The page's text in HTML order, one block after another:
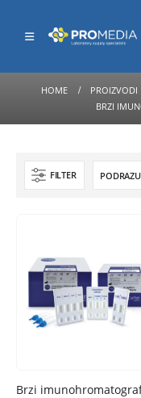
HOME PROIZVODI
BRZI
FILTER